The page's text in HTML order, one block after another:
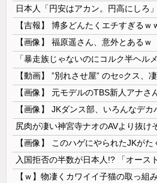
日本人「円安はアカン。円高にしろ
【画像】 福原遥さん、意外とあるｗ
【画像】 元モデルのTBS新人アナさ
尻肉が凄い神宮寺ナオのAVより抜け
【画像】 このハゲにやられたJKが
【ｗ】物凄くカワイイ子猫の取っ組